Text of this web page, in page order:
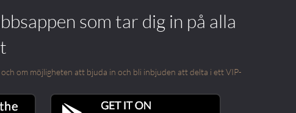
som tar dig in på alla
om möjligheten att bjuda in och bli inbjuden att delta i ett VIP-